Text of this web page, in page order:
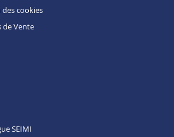
cookies
de Vente
SEIMI